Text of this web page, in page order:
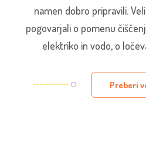
namen dobro pripravili.
pogovarjali o pomenu
elektriko in vodo, o
Preberi